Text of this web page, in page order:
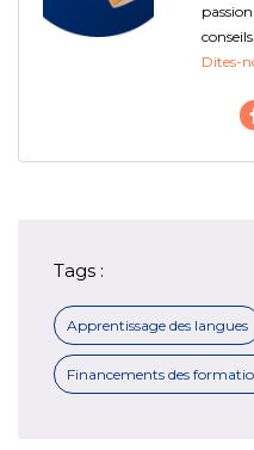
Dites-
Tags :
Apprentissage des langues
Financements des